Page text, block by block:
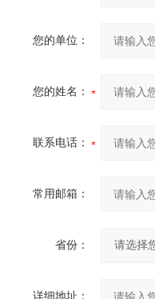
您的单位：
您的姓名：
联系电话：
常用邮箱：
省份：
详细地址：